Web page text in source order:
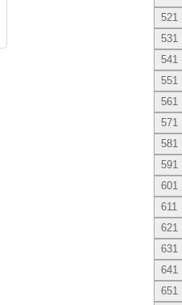
521
531
541
551
561
571
581
591
601
611
621
631
641
651